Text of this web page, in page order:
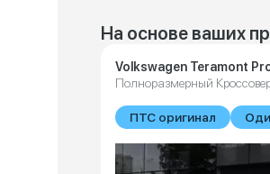
На основе ваших
Volkswagen Teramont
Полноразмерный
ПТС оригинал